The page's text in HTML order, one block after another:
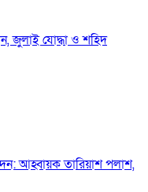
জুলাই যোদ্ধা ও শহিদ
আহ্বায়ক তারিয়াশ পলাশ,